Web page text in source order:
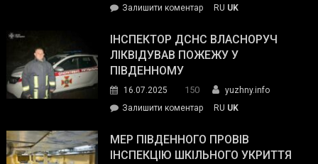
допомогу
Залишити коментарon
провів
нараду
силових
та
органів:
«Наш
RU UK
ІНСПЕКТОР ДСНС ВЛАСНОРУЧ
ЛІКВІДУВАВ ПОЖЕЖУ У
ПІВДЕННОМУ
16.07.2025 150
yuzhny.info
Залишити коментарon
ДСНС
власноруч
RU UK
МЕР ПІВДЕННОГО ПРОВІВ
ІНСПЕКЦІЮ ШКІЛЬНОГО УКРИТТЯ